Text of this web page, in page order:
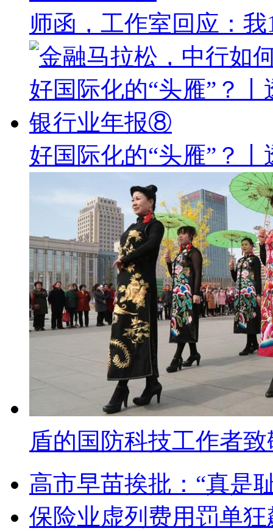
师函，工作室回应：我
好国际化的“头雁”？
盾的国防科技工作者致
高市早苗挨批：“真是
保险业虚列费用罚单